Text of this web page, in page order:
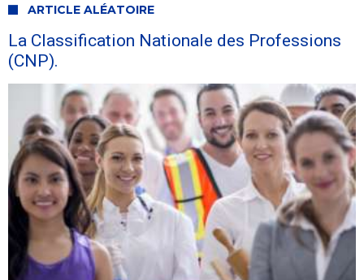
ARTICLE ALÉATOIRE
La Classification Nationale des Professions
(CNP).